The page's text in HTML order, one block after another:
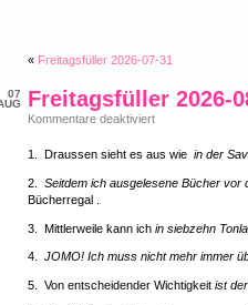
« Freitagsfüller 2026-07-31
07
Freitagsfüller 2026-
Kommentare deaktiviertfür
08-
1. Draussen sieht es aus wie in der
2. Seitdem ich ausgelesene Bücher
Bücherregal .
3. Mittlerweile kann ich in siebzehn
4. JOMO! Ich muss nicht mehr immer
5. Von entscheidender Wichtigkeit ist